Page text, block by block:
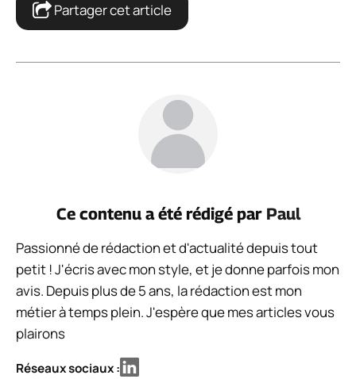
Partager cet article
Ce contenu a été rédigé par Paul
Passionné de rédaction et d'actualité depuis tout
petit ! J'écris avec mon style, et je donne parfois mon
avis. Depuis plus de 5 ans, la rédaction est mon
métier à temps plein. J'espère que mes articles vous
plairons
Réseaux sociaux :